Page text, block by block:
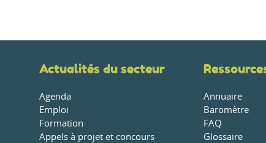
Actualités du secteur
Agenda
Emploi
Formation
Appels à projet et concours
Annuaire
Baromètre
FAQ
Glossaire